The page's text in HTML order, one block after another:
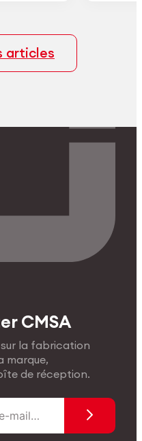
articles
CMSA
la fabrication
marque,
de réception.